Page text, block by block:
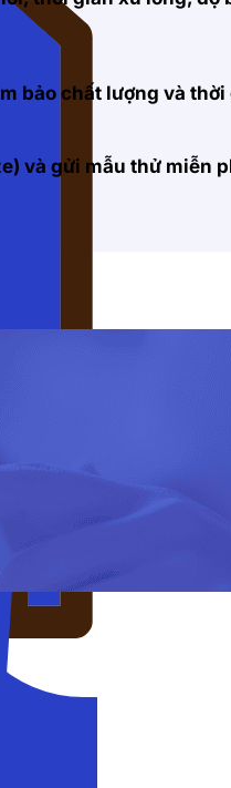
bảo chất lượng và thời
và gửi mẫu thử miễn